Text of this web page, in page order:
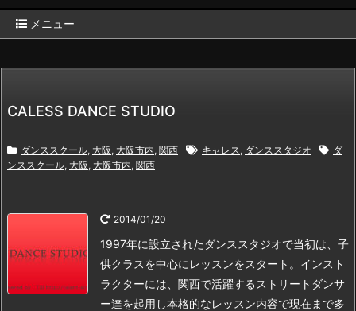
メニュー
CALESS DANCE STUDIO
ダンススクール, 大阪, 大阪市内, 関西 キャレス, ダンススタジオ
ダ
ンススクール, 大阪, 大阪市内, 関西
2014/01/20
1997年に設立されたダンススタジオで当初は、子
供クラスを中心にレッスンをスタート。インスト
ラクターには、関西で活躍するストリートダンサ
ー達を起用し本格的なレッスン内容で現在まで多